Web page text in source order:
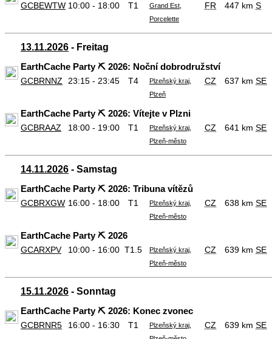
GCBEWTW 10:00 - 18:00 T1
Grand Est,
Porcelette
FR 447 km S
13.11.2026 - Freitag
EarthCache Party ⛏️ 2026: Noční dobrodružství
GCBRNNZ 23:15 - 23:45 T4
Plzeňský kraj,
Plzeň
CZ 637 km SE
EarthCache Party ⛏️ 2026: Vítejte v Plzni
GCBRAAZ 18:00 - 19:00 T1
Plzeňský kraj,
Plzeň-město
CZ 641 km SE
14.11.2026 - Samstag
EarthCache Party ⛏️ 2026: Tribuna vítězů
GCBRXGW 16:00 - 18:00 T1
Plzeňský kraj,
Plzeň-město
CZ 638 km SE
EarthCache Party ⛏️ 2026
GCARXPV 10:00 - 16:00 T1.5
Plzeňský kraj,
Plzeň-město
CZ 639 km SE
15.11.2026 - Sonntag
EarthCache Party ⛏️ 2026: Konec zvonec
GCBRNR5 16:00 - 16:30 T1
Plzeňský kraj,
CZ 639 km SE